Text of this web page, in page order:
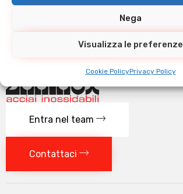
Nega
Visualizza le preferenze
Cookie PolicyPrivacy Policy
Entra nel team
Contattaci